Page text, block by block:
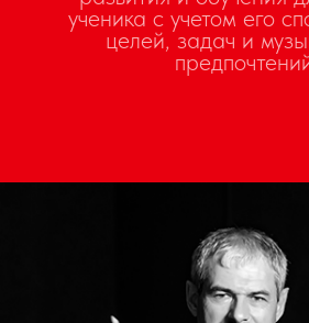
ученика с учетом его
целей, задач и